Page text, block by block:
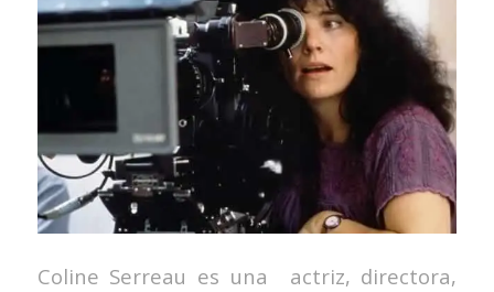
Coline Serreau es una actriz, directora,